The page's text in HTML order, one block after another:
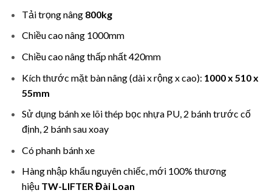
Tải trọng nâng 800kg
Chiều cao nâng 1000mm
Chiều cao nâng thấp nhất 420mm
Kích thước mặt bàn nâng (dài x rộng x cao): 1000 x 510 x
55mm
Sử dụng bánh xe lõi thép bọc nhựa PU, 2 bánh trước cố
định, 2 bánh sau xoay
Có phanh bánh xe
Hàng nhập khẩu nguyên chiếc, mới 100% thương
hiệu TW-LIFTER Đài Loan